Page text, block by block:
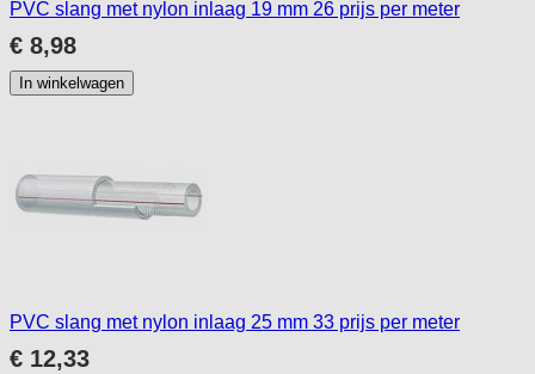
PVC slang met nylon inlaag 19 mm 26 prijs per meter
€ 8,98
In winkelwagen
PVC slang met nylon inlaag 25 mm 33 prijs per meter
€ 12,33